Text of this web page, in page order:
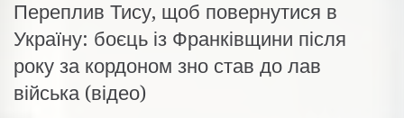
Переплив Тису, щоб повернутися в
Україну: боєць із Франківщини після
року за кордоном зно став до лав
війська (відео)